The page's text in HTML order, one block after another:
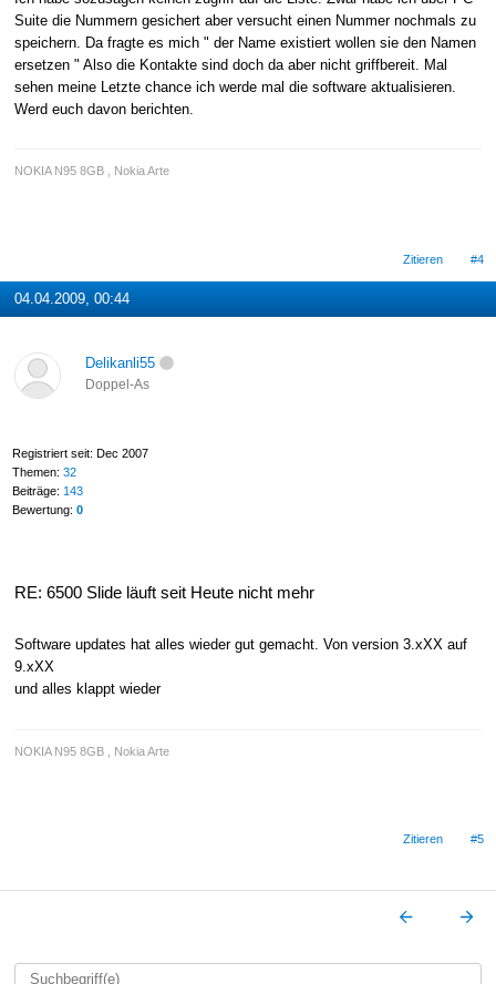
Suite die Nummern gesichert aber versucht einen Nummer nochmals zu
speichern. Da fragte es mich " der Name existiert wollen sie den Namen
ersetzen " Also die Kontakte sind doch da aber nicht griffbereit. Mal
sehen meine Letzte chance ich werde mal die software aktualisieren.
Werd euch davon berichten.
NOKIA N95 8GB , Nokia Arte
Zitieren #4
04.04.2009, 00:44
Delikanli55
Doppel-As
Registriert seit: Dec 2007
Themen: 32
Beiträge: 143
Bewertung: 0
RE: 6500 Slide läuft seit Heute nicht mehr
Software updates hat alles wieder gut gemacht. Von version 3.xXX auf
9.xXX
und alles klappt wieder
NOKIA N95 8GB , Nokia Arte
Zitieren #5